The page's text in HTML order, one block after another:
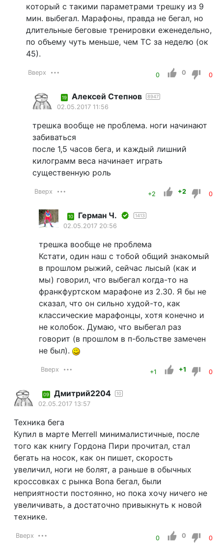
который с такими параметрами трешку из 9
мин. выбегал. Марафоны, правда не бегал, но
длительные беговые тренировки еженедельно,
по объему чуть меньше, чем ТС за неделю (ок
45).
Вверх 0 0 0
19 Алексей Степнов 8947
02.05.2017 11:56
трешка вообще не проблема. ноги начинают
забиваться
после 1,5 часов бега, и каждый лишний
килограмм веса начинает играть
существенную роль
Вверх +2 +2 0
10 Герман Ч. 1413
02.05.2017 20:56
трешка вообще не проблема
Кстати, один наш с тобой общий знакомый
в прошлом рыжий, сейчас лысый (как и
мы) говорил, что выбегал когда-то на
франкфуртском марафоне из 2.30. Я бы не
сказал, что он сильно худой-то, как
классические марафонцы, хотя конечно и
не колобок. Думаю, что выбегал раз
говорит (в прошлом в п-больстве замечен
не был).
Вверх +1 +1 0
09 Дмитрий2204 10
02.05.2017 13:57
Техника бега
Купил в марте Merrell минималистичные, после
того как книгу Гордона Пири прочитал, стал
бегать на носок, как он пишет, скорость
увеличил, ноги не болят, а раньше в обычных
кроссовках с рынка Bona бегал, были
неприятности постоянно, но пока хочу ничего не
увеличивать, а достаточно привыкнуть к новой
технике.
Вверх 0 0 0